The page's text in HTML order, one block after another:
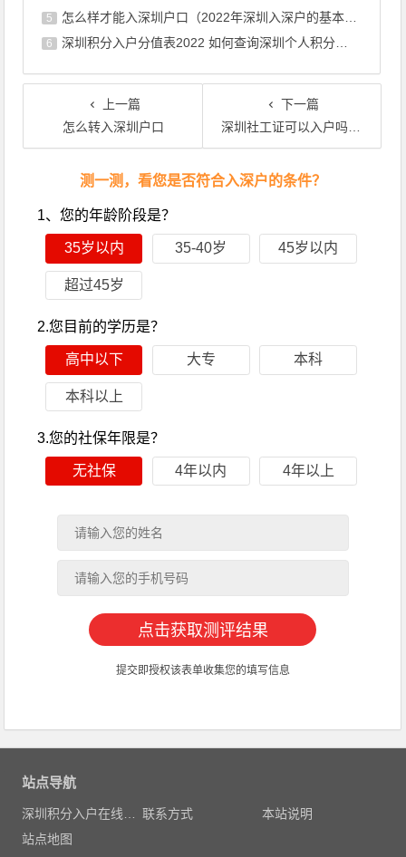
5 怎么样才能入深圳户口（2022年深圳入深户的基本条件）
6 深圳积分入户分值表2022 如何查询深圳个人积分有多少
上一篇
怎么转入深圳户口
下一篇
深圳社工证可以入户吗、加多少分？
测一测，看您是否符合入深户的条件？
1、您的年龄阶段是？
35岁以内 35-40岁 45岁以内
超过45岁
2.您目前的学历是？
高中以下 大专 本科
本科以上
3.您的社保年限是？
无社保 4年以内 4年以上
提交即授权该表单收集您的填写信息
站点导航
联系方式
本站说明
站点地图